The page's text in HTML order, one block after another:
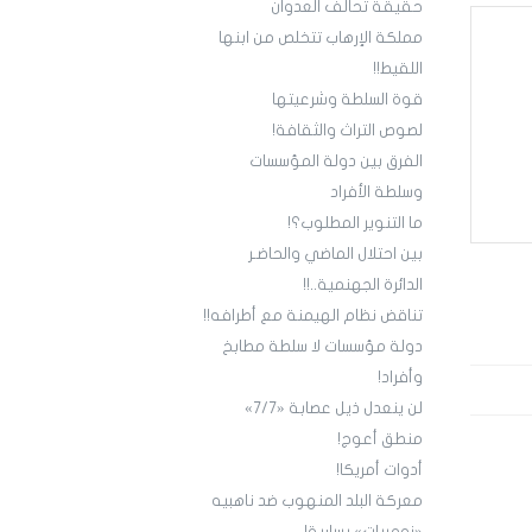
حقيقة تحالف العدوان
مملكة الإرهاب تتخلص من ابنها
اللقيط!!
قوة السلطة وشرعيتها
لصوص التراث والثقافة!
الفرق بين دولة المؤسسات
وسلطة الأفراد
ما التنوير المطلوب؟!
بين احتلال الماضي والحاضـر
الدائرة الجهنمية..!!
تناقض نظام الهيمنة مع أطرافه!!
دولة مؤسسات لا سلطة مطابخ
وأفراد!
لن ينعدل ذيل عصابة «7/7»
منطق أعوج!
أدوات أمريكا!
معركة البلد المنهوب ضد ناهبيه